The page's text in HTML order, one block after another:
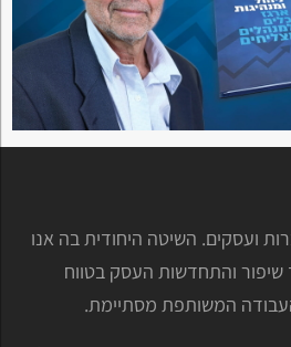
ועסקים. השיטה היחודית בה אנו
שיפור והתחדשות העסק בטווח
המשותפת מסתיימת.